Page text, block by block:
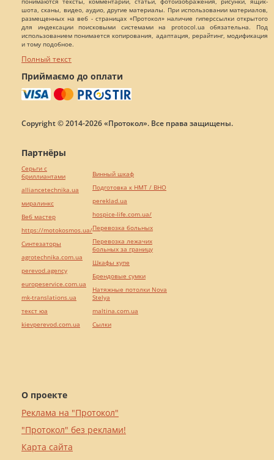
шота, сканы, видео, аудио, другие материалы. При использовании материалов,
размещенных на веб - страницах «Протокол» наличие гиперссылки открытого
для индексации поисковыми системами на protocol.ua обязательна. Под
использованием понимается копирования, адаптация, рерайтинг, модификация
и тому подобное.
Полный текст
Приймаємо до оплати
Copyright © 2014-2026 «Протокол». Все права защищены.
О проекте
Реклама на "Протокол"
"Протокол" без реклами!
Карта сайта
Партнёры
Серьги с
бриллиантами
alliancetechnika.ua
миралинкс
Веб мастер
https://motokosmos.ua/
Синтезаторы
agrotechnika.com.ua
perevod.agency
europeservice.com.ua
mk-translations.ua
текст юа
kievperevod.com.ua
Винный шкаф
Подготовка к НМТ / ВНО
pereklad.ua
hospice-life.com.ua/
Перевозка больных
Перевозка лежачих
больных за границу
Шкафы купе
Брендовые сумки
Натяжные потолки Nova
Stelya
maltina.com.ua
Cылки